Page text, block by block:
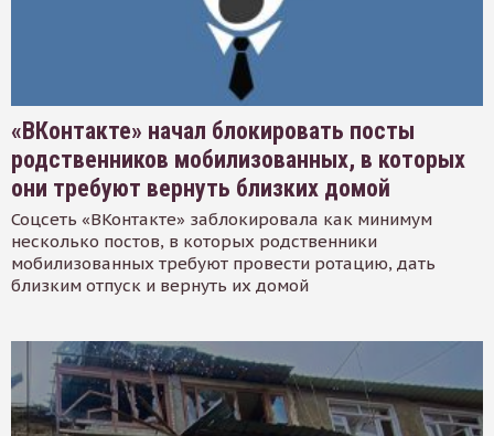
«ВКонтакте» начал блокировать посты
родственников мобилизованных, в которых
они требуют вернуть близких домой
Соцсеть «ВКонтакте» заблокировала как минимум
несколько постов, в которых родственники
мобилизованных требуют провести ротацию, дать
близким отпуск и вернуть их домой